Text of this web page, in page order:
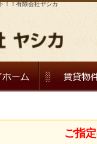
！！有限会社ヤシカ
ご指